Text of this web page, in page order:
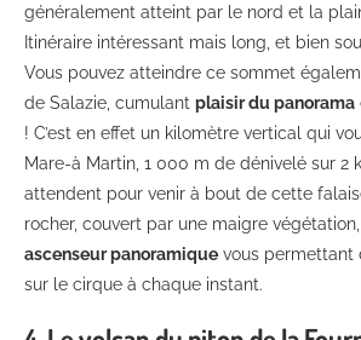
généralement atteint par le nord et la
Itinéraire intéressant mais long, et bien
Vous pouvez atteindre ce sommet
de Salazie, cumulant plaisir du panorama
! C’est en effet un kilomètre vertical qui
Mare-à Martin, 1 000 m de dénivelé sur 2
attendent pour venir à bout de cette
rocher, couvert par une maigre
ascenseur panoramique vous permettant
sur le cirque à chaque instant.